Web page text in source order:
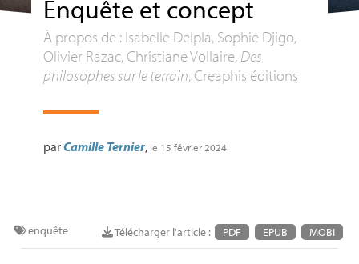
Enquête et concept
À propos de : Isabelle Delpla, Sophie Djigo,
Olivier Razac, Christiane Vollaire, Des
philosophes sur le terrain, Creaphis éditions
parCamille Ternier, le 15 février 2024
Télécharger l'article : PDF EPUB MOBI
enquête